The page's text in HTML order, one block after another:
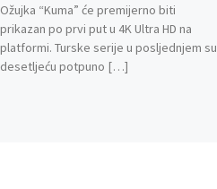
Ožujka “Kuma” će premijerno biti
prikazan po prvi put u 4K Ultra HD na
platformi. Turske serije u posljednjem su
desetljeću potpuno […]